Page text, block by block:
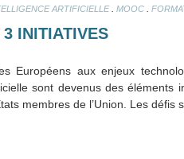
ARTIFICIELLE. MOOC
INITIATIVES
Européens aux enjeux
sont devenus des
membres de l’Union. Les défis